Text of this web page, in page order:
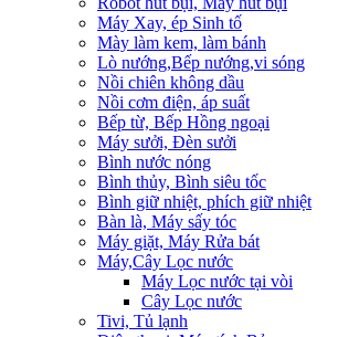
Máy Xay, ép Sinh tố
Mày làm kem, làm bánh
Lò nướng,Bếp nướng,vi sóng
Nồi chiên không dầu
Nồi cơm điện, áp suất
Bếp từ, Bếp Hồng ngoại
Máy sưởi, Đèn sưởi
Bình nước nóng
Bình thủy, Bình siêu tốc
Bình giữ nhiệt, phích giữ nhiệt
Bàn là, Máy sấy tóc
Máy giặt, Máy Rửa bát
Máy,Cây Lọc nước
Máy Lọc nước tại vòi
Cây Lọc nước
Tivi, Tủ lạnh